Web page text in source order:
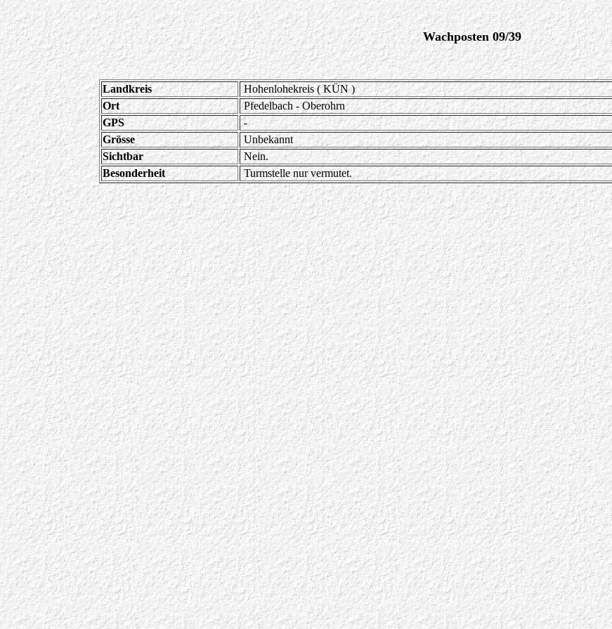
Wachposten 09/39
Landkreis
Hohenlohekreis ( KÜN )
Ort
Pfedelbach - Oberohrn
GPS
-
Grösse
Unbekannt
Sichtbar
Nein.
Besonderheit
Turmstelle nur vermutet.